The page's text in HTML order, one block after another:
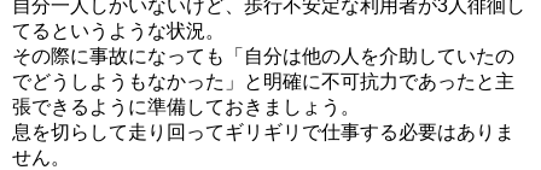
自分一人しかいないけど、歩行不安定な利用者が3人徘徊し
てるというような状況。
その際に事故になっても「自分は他の人を介助していたの
でどうしようもなかった」と明確に不可抗力であったと主
張できるように準備しておきましょう。
息を切らして走り回ってギリギリで仕事する必要はありま
せん。